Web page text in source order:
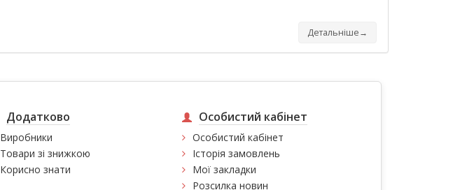
Детальніше→
Додатково
Виробники
Товари зі знижкою
Корисно знати
Особистий кабінет
Особистий кабінет
Історія замовлень
Мої закладки
Розсилка новин